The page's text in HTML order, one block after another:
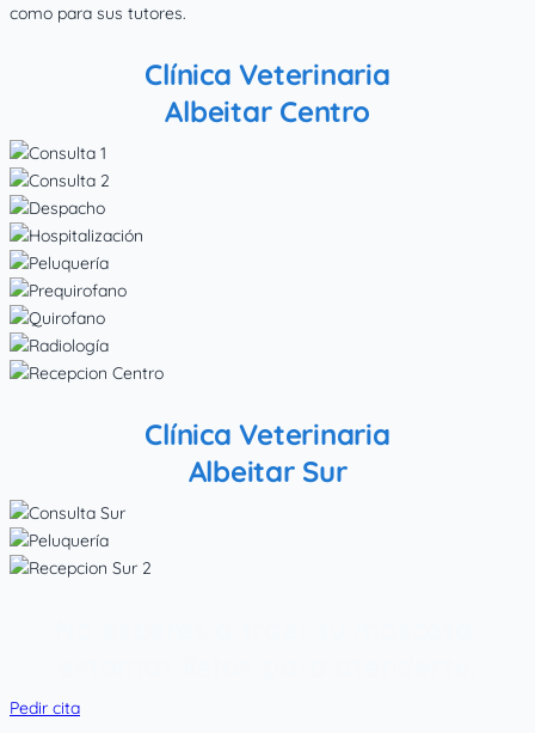
como para sus tutores.
Clínica Veterinaria
Albeitar Centro
Clínica Veterinaria
Albeitar Sur
Pedir cita